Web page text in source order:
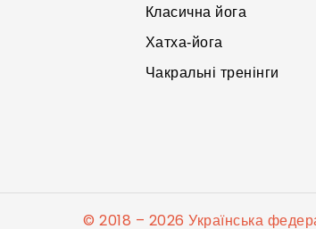
Класична йога
Хатха-йога
Чакральні тренінги
© 2018 – 2026 Українська